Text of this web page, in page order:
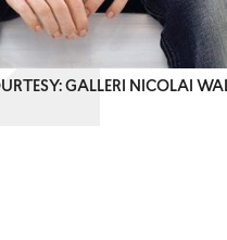
GALLERI NICOLAI